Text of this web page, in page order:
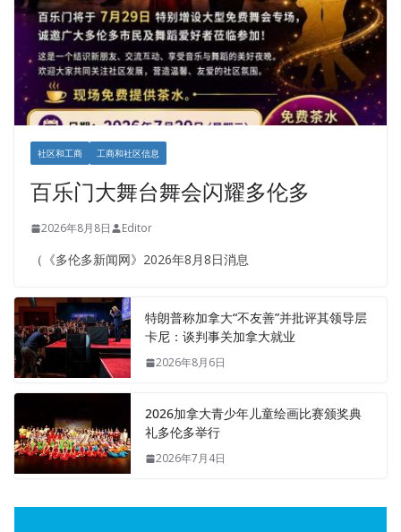
社区和工商 工商和社区信息
百乐门大舞台舞会闪耀多伦多
2026年8月8日 Editor
（《多伦多新闻网》2026年8月8日消息
特朗普称加拿大“不友善”并批评其领导层
卡尼：谈判事关加拿大就业
2026年8月6日
2026加拿大青少年儿童绘画比赛颁奖典
礼多伦多举行
2026年7月4日